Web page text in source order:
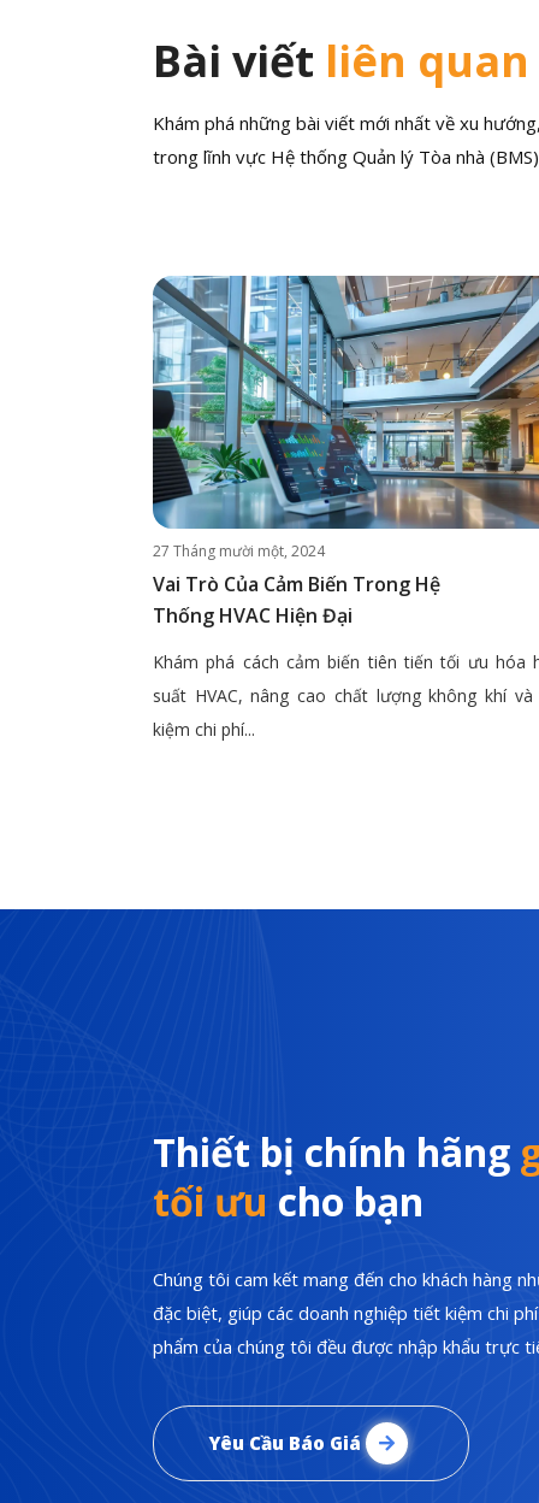
Bài viết liên quan
Khám phá những bài viết mới nhất về xu
trong lĩnh vực Hệ thống Quản lý Tòa nhà
27 Tháng mười một, 2024
Vai Trò Của Cảm Biến Trong Hệ
Thống HVAC Hiện Đại
Khám phá cách cảm biến tiên tiến tối ưu hóa
suất HVAC, nâng cao chất lượng không khí
kiệm chi phí...
Thiết bị chính hãng
tối ưu cho bạn
Chúng tôi cam kết mang đến cho khách hàng
đặc biệt, giúp các doanh nghiệp tiết kiệm chi
phẩm của chúng tôi đều được nhập khẩu trực
Yêu Cầu Báo Giá